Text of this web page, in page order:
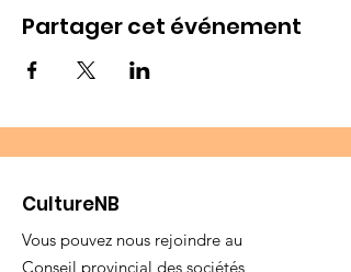
Partager cet événement
CultureNB
Vous pouvez nous rejoindre au
Conseil provincial des sociétés